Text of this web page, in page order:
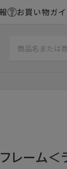
お買い物ガ
レーム